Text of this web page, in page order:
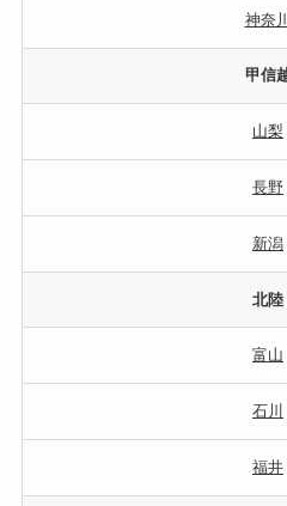
神奈
甲信
山梨
長野
新潟
北陸
富山
石川
福井